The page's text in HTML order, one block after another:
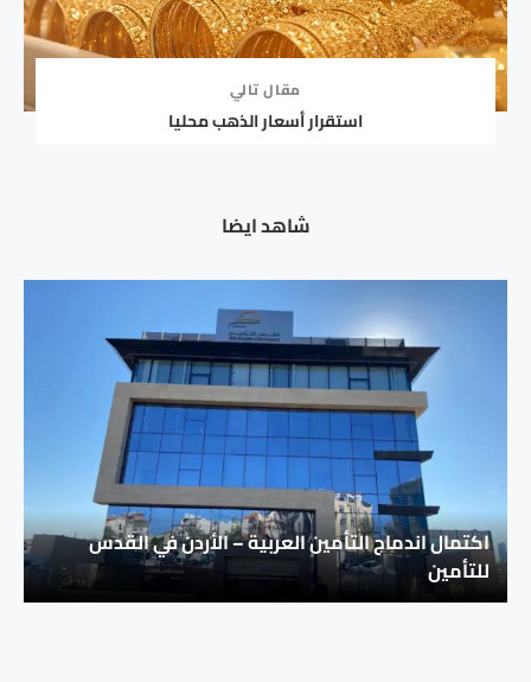
مقال تالي
استقرار أسعار الذهب محليا
شاهد ايضا
اكتمال اندماج التأمين العربية – الأردن في القدس
للتأمين